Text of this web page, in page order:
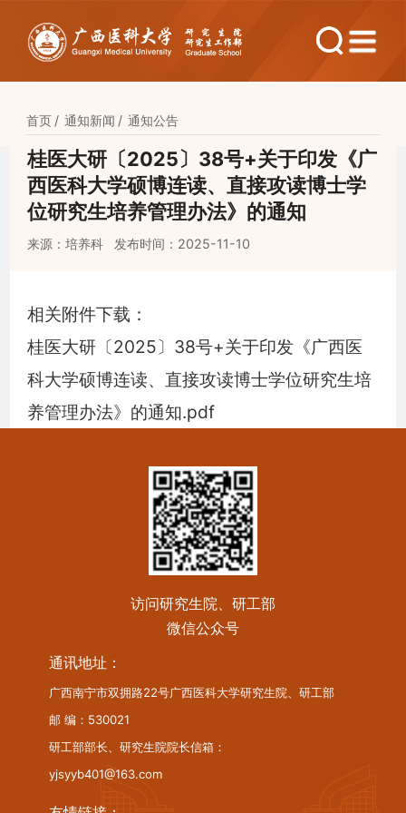
首页 通知新闻 通知公告
桂医大研〔2025〕38号+关于印发《广
西医科大学硕博连读、直接攻读博士学
位研究生培养管理办法》的通知
来源：培养科 发布时间：2025-11-10
相关附件下载：
桂医大研〔2025〕38号+关于印发《广西医
科大学硕博连读、直接攻读博士学位研究生培
养管理办法》的通知.pdf
访问研究生院、研工部
微信公众号
通讯地址：
广西南宁市双拥路22号广西医科大学研究生院、研工部
邮 编：530021
研工部部长、研究生院院长信箱：
yjsyyb401@163.com